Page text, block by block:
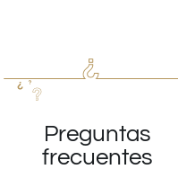
Preguntas
frecuentes